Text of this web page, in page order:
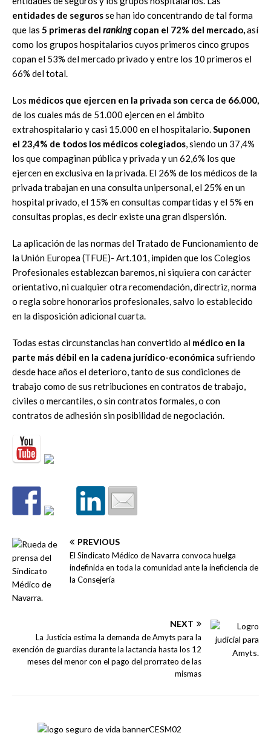
entidades de segurosse han ido concentrando de tal forma
que las 5 primeras del rankingcopan el 72% del mercado,así
como los grupos hospitalarios cuyos primeros cinco grupos
copan el 53% del mercado privado y entre los 10 primeros el
66% del total.
Los médicos que ejercen en la privada son cerca de 66.000,
de los cuales más de 51.000 ejercen en el ámbito
extrahospitalario y casi 15.000 en el hospitalario.Suponen
el 23,4% de todos los médicos colegiados, siendo un 37,4%
los que compaginan pública y privada y un 62,6% los que
ejercen en exclusiva en la privada. El 26% de los médicos de la
privada trabajan en una consulta unipersonal, el 25% en un
hospital privado, el 15% en consultas compartidas y el 5% en
consultas propias, es decir existe una gran dispersión.
La aplicación de las normas del Tratado de Funcionamiento de
la Unión Europea (TFUE)- Art.101, impiden que los Colegios
Profesionales establezcan baremos, ni siquiera con carácter
orientativo, ni cualquier otra recomendación, directriz, norma
o regla sobre honorarios profesionales, salvo lo establecido
en la disposición adicional cuarta.
Todas estas circunstancias han convertido al médico en la
parte más débil en la cadena jurídico-económica sufriendo
desde hace años el deterioro, tanto de sus condiciones de
trabajo como de sus retribuciones en contratos de trabajo,
civiles o mercantiles, o sin contratos formales, o con
contratos de adhesión sin posibilidad de negociación.
PREVIOUS
El Sindicato Médico de Navarra convoca huelga
indefinida en toda la comunidad ante la ineficiencia de
la Consejería
NEXT
La Justicia estima la demanda de Amyts para la
exención de guardias durante la lactancia hasta los 12
meses del menor con el pago del prorrateo de las
mismas